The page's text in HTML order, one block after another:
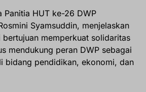
Panitia HUT ke-26 DWP
Syamsuddin, menjelaskan
memperkuat solidaritas
mendukung peran DWP sebagai
bidang pendidikan, ekonomi, dan